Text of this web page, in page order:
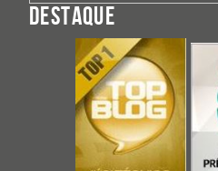
DESTAQUE